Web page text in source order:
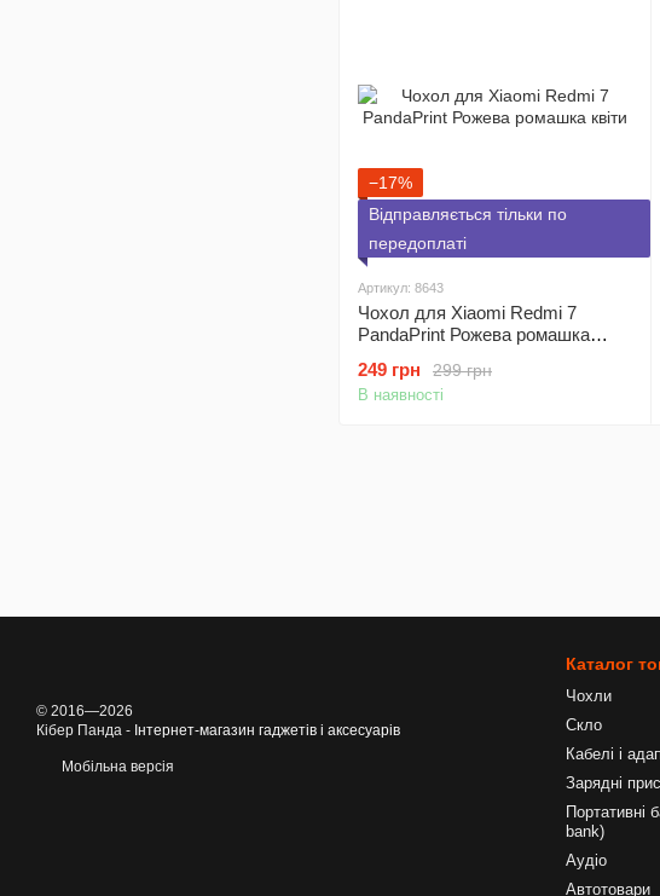
−17%
Відправляється тільки по
передоплаті
Артикул: 8643
Чохол для Xiaomi Redmi 7
PandaPrint Рожева ромашка
299 грн
249 грн
В наявності
© 2016—2026
Кібер Панда - Інтернет-магазин гаджетів і аксесуарів
Мобільна версія
Каталог
Чохли
Скло
Кабелі і
Зарядні
Портативні
bank)
Аудіо
Автотовари